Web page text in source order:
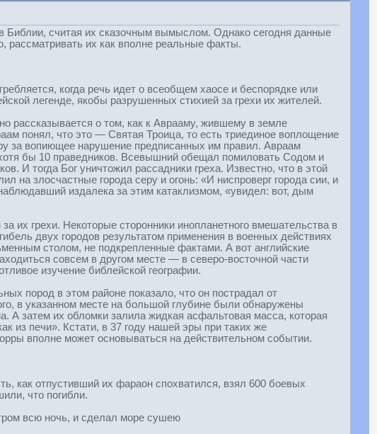
считая их сказочным вымыслом. Однако сегодня данные
рассматривать их как вполне реальные факты.
когда речь идет о всеобщем хаосе и беспорядке или
легенде, якобы разрушенных стихией за грехи их жителей.
рассказывается о том, как к Аврааму, жившему в земле
понял, что это — Святая Троица, то есть триединое воплощение
за вопиющее нарушение предписанных им правил. Авраам
бы 10 праведников. Всевышний обещал помиловать Содом и
И тогда Бог уничтожил рассадники греха. Известно, что в этой
злосчастные города серу и огонь: «И ниспроверг города сии, и
издалека за этим катаклизмом, «увидел: вот, дым
их грехи. Некоторые сторонники инопланетного вмешательства в
двух городов результатом применения в военных действиях
столом, не подкрепленные фактами. А вот английские
совсем в другом месте — в северо-восточной части
изучение библейской географии.
пород в этом районе показало, что он пострадал от
в указанном месте на большой глубине были обнаружены
затем их обломки залила жидкая асфальтовая масса, которая
из печи». Кстати, в 37 году нашей эры при таких же
вполне может основываться на действительном событии.
как отпустивший их фараон спохватился, взял 600 боевых
что погибли.
всю ночь, и сделал море сушею